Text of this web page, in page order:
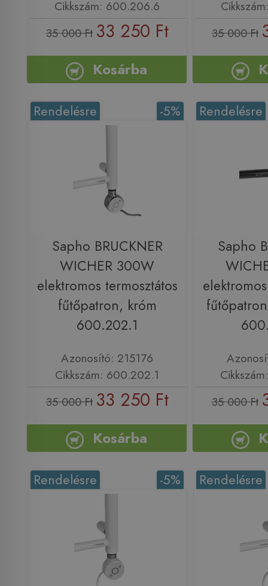
Cikkszám: 600.206.6
35 000 Ft 33 250 Ft
Kosárba
35 000 Ft
-5%
Rendelésre
Sapho BRUCKNER
WICHER 300W
elektromos termosztátos
fűtőpatron, króm
600.202.1
Azonosító: 215176
Cikkszám: 600.202.1
35 000 Ft 33 250 Ft
Kosárba
Rendelésre
Sapho
35 000 Ft
-5%
Rendelésre Rendelésre